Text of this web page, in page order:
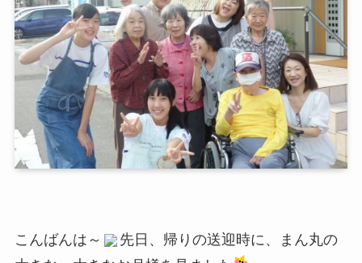
こんばんは～
先日、帰りの送迎時に、まん丸の